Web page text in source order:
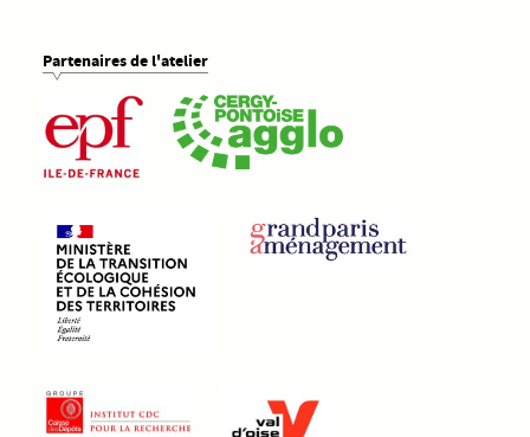
Partenaires de l'atelier